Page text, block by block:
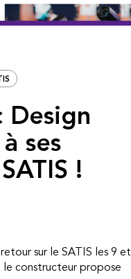
Design
ses
!
sur le SATIS les 9 et
le constructeur propose